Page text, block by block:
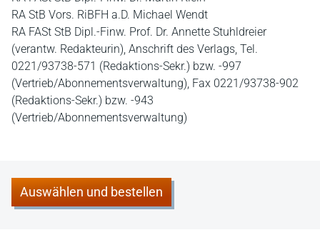
RA StB Vors. RiBFH a.D. Michael Wendt
RA FASt StB Dipl.-Finw. Prof. Dr. Annette Stuhldreier
(verantw. Redakteurin), Anschrift des Verlags, Tel.
0221/93738-571 (Redaktions-Sekr.) bzw. -997
(Vertrieb/Abonnementsverwaltung), Fax 0221/93738-902
(Redaktions-Sekr.) bzw. -943
(Vertrieb/Abonnementsverwaltung)
Auswählen und bestellen